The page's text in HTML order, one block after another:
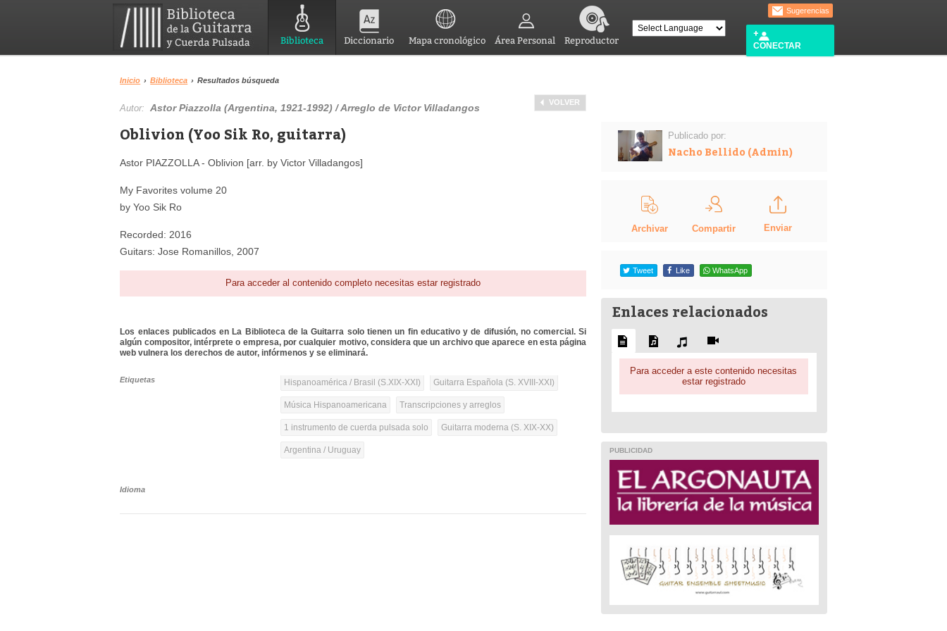
Biblioteca Diccionario Mapa cronológico Área Personal Reproductor
Sugerencias
CONECTAR
Inicio › Biblioteca › Resultados búsqueda
VOLVER
Autor:Astor Piazzolla (Argentina, 1921-1992) / Arreglo de Victor Villadangos
Oblivion (Yoo Sik Ro, guitarra)
Astor PIAZZOLLA - Oblivion [arr. by Victor Villadangos]
My Favorites volume 20
by Yoo Sik Ro
Recorded: 2016
Guitars: Jose Romanillos, 2007
Para acceder al contenido completo necesitas estar registrado
Los enlaces publicados en La Biblioteca de la Guitarra solo tienen un fin educativo y de difusión, no comercial. Si
algún compositor, intérprete o empresa, por cualquier motivo, considera que un archivo que aparece en esta página
web vulnera los derechos de autor, infórmenos y se eliminará.
Etiquetas Hispanoamérica / Brasil (S.XIX-XXI) Guitarra Española (S. XVIII-XXI)
Música Hispanoamericana Transcripciones y arreglos
1 instrumento de cuerda pulsada solo Guitarra moderna (S. XIX-XX)
Argentina / Uruguay
Idioma
Publicado por:
Nacho Bellido (Admin)
Archivar Compartir Enviar
Tweet Like WhatsApp
Enlaces relacionados
Para acceder a este contenido necesitas
estar registrado
PUBLICIDAD